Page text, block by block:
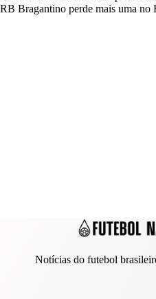
RB Bragantino perde mais uma no
Notícias do futebol